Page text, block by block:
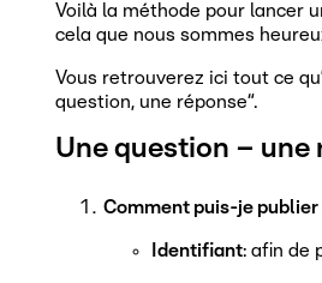
Voilà la méthode pour lancer
cela que nous sommes
Vous retrouverez ici tout ce
question, une réponse“.
Une question – une
Comment puis-je publier
Identifiant: afin de